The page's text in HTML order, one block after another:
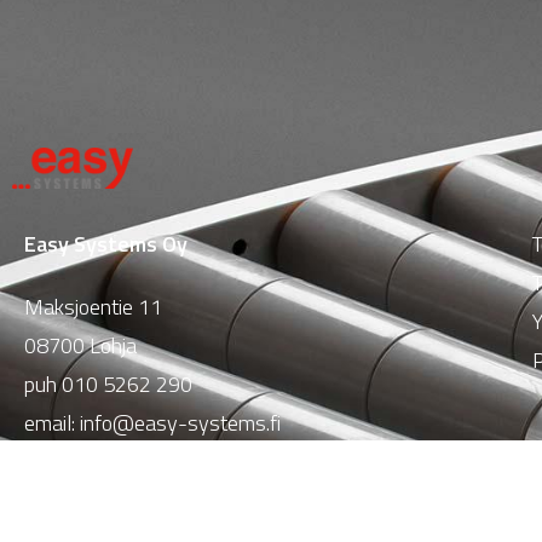
Easy Systems Oy
Maksjoentie 11
08700 Lohja
puh010 5262 290
email:info@easy-systems.fi